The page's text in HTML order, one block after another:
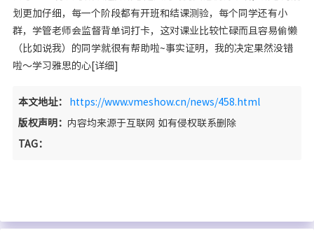
划更加仔细，每一个阶段都有开班和结课测验，每个同学还有小
群，学管老师会监督背单词打卡，这对课业比较忙碌而且容易偷懒
（比如说我）的同学就很有帮助啦~事实证明，我的决定果然没错
啦～学习雅思的心[详细]
本文地址： https://www.vmeshow.cn/news/458.html
版权声明： 内容均来源于互联网 如有侵权联系删除
TAG：